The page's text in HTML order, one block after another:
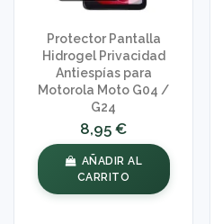
Protector Pantalla
Hidrogel Privacidad
Antiespías para
Motorola Moto G04 /
G24
8,95 €
AÑADIR AL
CARRITO